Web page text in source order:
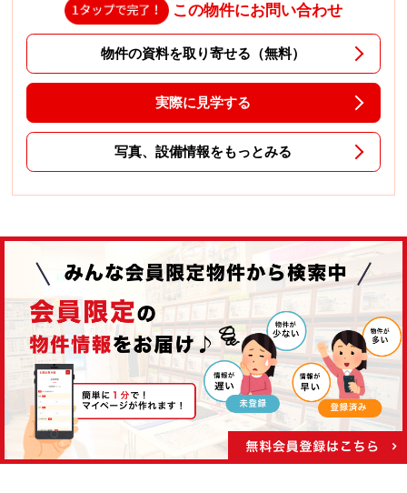
この物件にお問い合わせ
物件の資料を取り寄せる（無料）
実際に見学する
写真、設備情報をもっとみる